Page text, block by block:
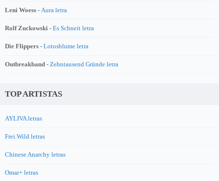
Leni Woess - Aura letra
Rolf Zuckowski - Es Schneit letra
Die Flippers - Lotosblume letra
Outbreakband - Zehntausend Gründe letra
TOP ARTISTAS
AYLIVA letras
Frei.Wild letras
Chinese Anarchy letras
Omar+ letras